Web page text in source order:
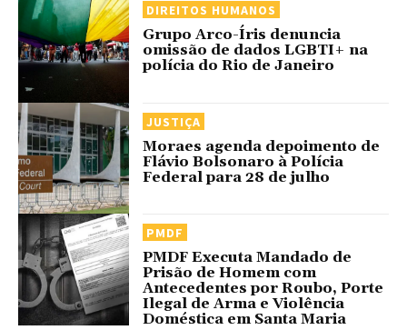
DIREITOS HUMANOS
Grupo Arco-Íris denuncia
omissão de dados LGBTI+ na
polícia do Rio de Janeiro
JUSTIÇA
Moraes agenda depoimento de
Flávio Bolsonaro à Polícia
Federal para 28 de julho
PMDF
PMDF Executa Mandado de
Prisão de Homem com
Antecedentes por Roubo, Porte
Ilegal de Arma e Violência
Doméstica em Santa Maria